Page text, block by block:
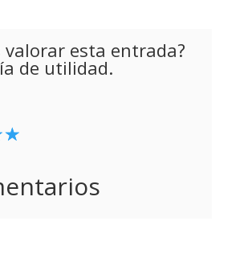
valorar esta entrada?
de utilidad.
☆
★